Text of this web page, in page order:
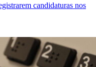
candidaturas nos